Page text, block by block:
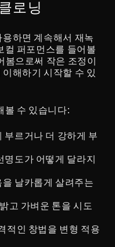
로닝
하면 계속해서 재녹
컬 퍼포먼스를 들어볼
봄으로써 작은 조정이
해하기 시작할 수 있
볼 수 있습니다:
부르거나 더 강하게 부
명도가 어떻게 달라지
날카롭게 살려주는
고 가벼운 톤을 시도
적인 창법을 변형 적용